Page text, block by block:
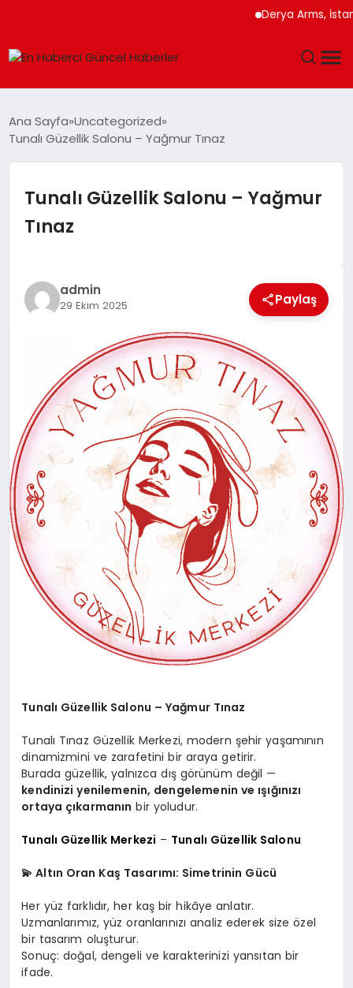
Derya Arms,
SAĞLIK
TEKNOLOJI
DÜNYA
EĞITIM
SIYASET
Ana Sayfa Uncategorized
Tunalı Güzellik Salonu – Yağmur Tınaz
Tunalı Güzellik Salonu – Yağmur
Tınaz
admin
29 Ekim 2025 Paylaş
Tunalı Güzellik Salonu – Yağmur Tınaz
Tunalı Tınaz Güzellik Merkezi, modern şehir yaşamının
dinamizmini ve zarafetini bir araya getirir.
Burada güzellik, yalnızca dış görünüm değil —
kendinizi yenilemenin, dengelemenin ve ışığınızı
ortaya çıkarmanın bir yoludur.
Tunalı Güzellik Merkezi – Tunalı Güzellik Salonu
💫 Altın Oran Kaş Tasarımı: Simetrinin Gücü
Her yüz farklıdır, her kaş bir hikâye anlatır.
Uzmanlarımız, yüz oranlarınızı analiz ederek size özel
bir tasarım oluşturur.
Sonuç: doğal, dengeli ve karakterinizi yansıtan bir
ifade.